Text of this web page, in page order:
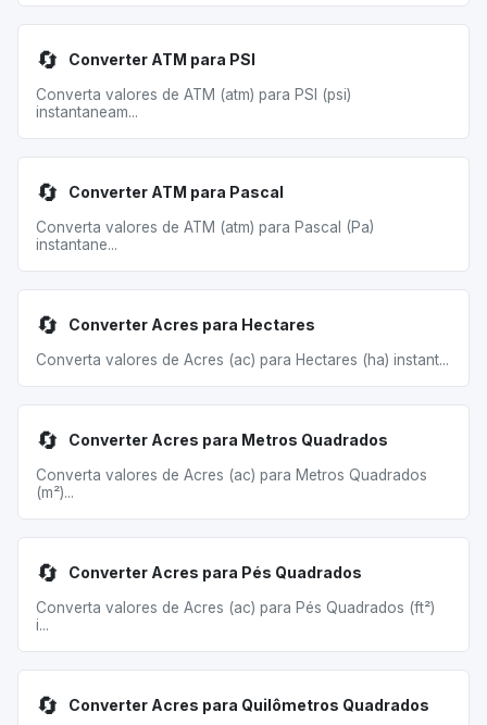
🔄 Converter ATM para PSI
Converta valores de ATM (atm) para PSI (psi)
instantaneam...
🔄 Converter ATM para Pascal
Converta valores de ATM (atm) para Pascal (Pa)
instantane...
🔄 Converter Acres para Hectares
Converta valores de Acres (ac) para Hectares (ha) instant...
🔄 Converter Acres para Metros Quadrados
Converta valores de Acres (ac) para Metros Quadrados
(m²)...
🔄 Converter Acres para Pés Quadrados
Converta valores de Acres (ac) para Pés Quadrados (ft²)
i...
🔄 Converter Acres para Quilômetros Quadrados